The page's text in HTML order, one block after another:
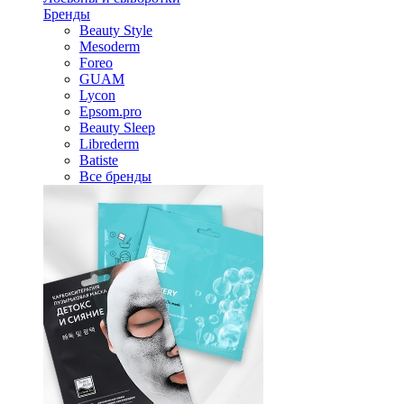
Бренды
Beauty Style
Mesoderm
Foreo
GUAM
Lycon
Epsom.pro
Beauty Sleep
Librederm
Batiste
Все бренды